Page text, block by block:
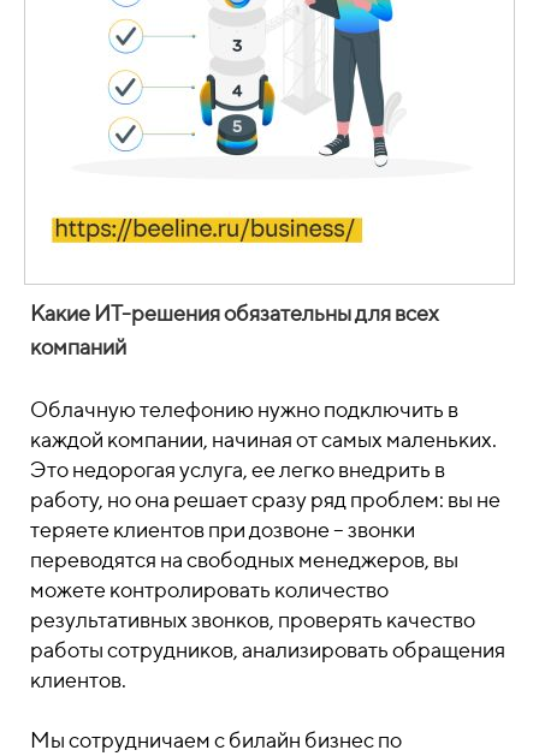
Какие ИТ-решения обязательны для всех
компаний
Облачную телефонию нужно подключить в
каждой компании, начиная от самых маленьких.
Это недорогая услуга, ее легко внедрить в
работу, но она решает сразу ряд проблем: вы не
теряете клиентов при дозвоне – звонки
переводятся на свободных менеджеров, вы
можете контролировать количество
результативных звонков, проверять качество
работы сотрудников, анализировать обращения
клиентов.
Мы сотрудничаем с билайн бизнес по